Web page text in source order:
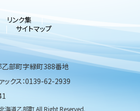
ィ
ン
ド
で
開
き
す
サ
イ
ト
部町字緑町388番地
ックス：0139-62-2939
リンク集
サイトマップ
海道乙部町 All Right Reserved.